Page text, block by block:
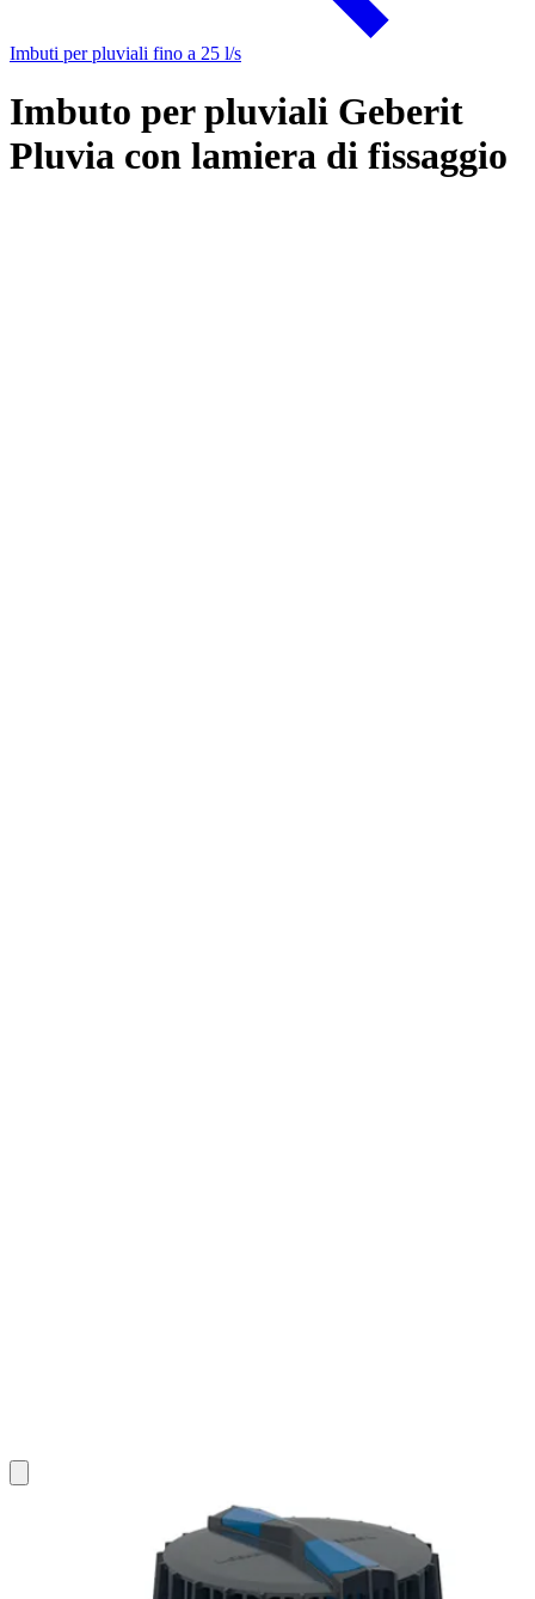
Imbuti per pluviali fino a 25 l/s
Imbuto per pluviali Geberit
Pluvia con lamiera di fissaggio